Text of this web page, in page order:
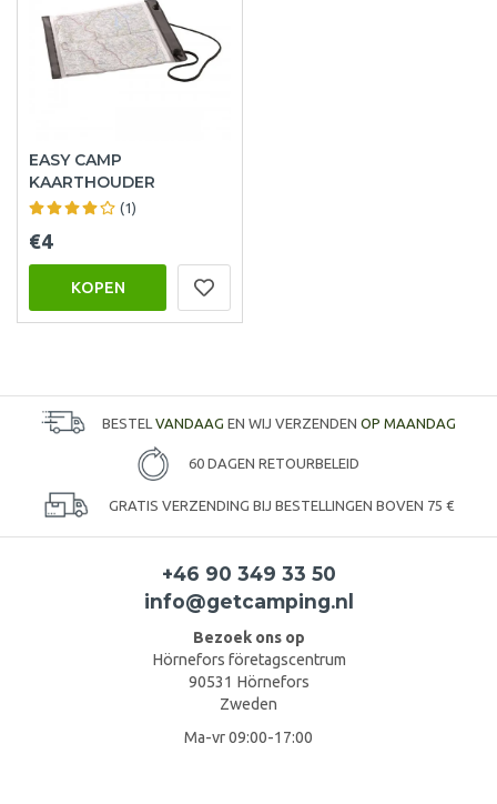
EASY CAMP
KAARTHOUDER
(1)
€4
KOPEN
BESTEL VANDAAG EN WIJ VERZENDEN OP MAANDAG
60 DAGEN RETOURBELEID
GRATIS VERZENDING BIJ BESTELLINGEN BOVEN 75 €
+46 90 349 33 50
info@getcamping.nl
Bezoek ons op
Hörnefors företagscentrum
90531 Hörnefors
Zweden
Ma-vr 09:00-17:00